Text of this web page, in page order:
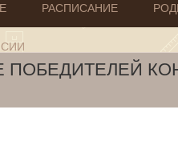
РАСПИСАНИЕ
ПОБЕДИТЕЛЕЙ